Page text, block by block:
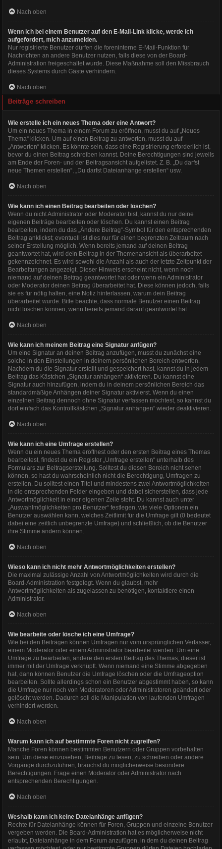
Nach oben
Wenn ich bei einem Benutzer auf den E-Mail-Link klicke, werde ich
aufgefordert, mich anzumelden.
Nur registrierte Benutzer dürfen die foreninterne E-Mail-Funktion für
Nachrichten an andere Benutzer nutzen, falls diese von der Board-
Administration freigeschaltet wurde. Diese Maßnahme soll den Missbrauch
dieses Systems durch Gäste verhindern.
Nach oben
Beiträge schreiben
Wie erstelle ich ein neues Thema oder eine Antwort?
Um ein neues Thema in einem Forum zu eröffnen, musst du auf „Neues
Thema“ klicken. Um auf einen Beitrag zu antworten, musst du auf
„Antworten“ klicken. Es könnte sein, dass eine Registrierung erforderlich ist,
bevor du einen Beitrag schreiben kannst. Deine Berechtigungen sind jeweils
am Ende der Foren- und der Beitragsansicht aufgelistet. Z. B. „Du darfst
neue Themen erstellen“, „Du darfst Dateianhänge erstellen“ usw.
Nach oben
Wie kann ich einen Beitrag bearbeiten oder löschen?
Wenn du nicht Administrator oder Moderator bist, kannst du nur deine
eigenen Beiträge bearbeiten oder löschen. Du kannst einen Beitrag
bearbeiten, indem du das „Ändere Beitrag“-Symbol für den entsprechenden
Beitrag anklickst; eventuell ist dies nur für einen begrenzten Zeitraum nach
seiner Erstellung möglich. Wenn bereits jemand auf deinen Beitrag
geantwortet hat, wird dein Beitrag in der Themenansicht als überarbeitet
gekennzeichnet. Es wird sowohl die Anzahl als auch der letzte Zeitpunkt der
Bearbeitungen angezeigt. Dieser Hinweis erscheint nicht, wenn noch
niemand auf deinen Beitrag geantwortet hat oder wenn ein Administrator
oder Moderator deinen Beitrag überarbeitet hat. Diese können jedoch, falls
sie es für nötig halten, eine Notiz hinterlassen, warum dein Beitrag
überarbeitet wurde. Bitte beachte, dass normale Benutzer einen Beitrag
nicht löschen können, wenn bereits jemand darauf geantwortet hat.
Nach oben
Wie kann ich meinem Beitrag eine Signatur anfügen?
Um eine Signatur an deinen Beitrag anzufügen, musst du zunächst eine
solche in den Einstellungen in deinem persönlichen Bereich entwerfen.
Nachdem du die Signatur erstellt und gespeichert hast, kannst du in jedem
Beitrag das Kästchen „Signatur anhängen“ aktivieren. Du kannst eine
Signatur auch hinzufügen, indem du in deinem persönlichen Bereich das
standardmäßige Anhängen deiner Signatur aktivierst. Wenn du einen
einzelnen Beitrag dennoch ohne Signatur verfassen möchtest, so kannst du
dort einfach das Kontrollkästchen „Signatur anhängen“ wieder deaktivieren.
Nach oben
Wie kann ich eine Umfrage erstellen?
Wenn du ein neues Thema eröffnest oder den ersten Beitrag eines Themas
bearbeitest, findest du ein Register „Umfrage erstellen“ unterhalb des
Formulars zur Beitragserstellung. Solltest du diesen Bereich nicht sehen
können, so hast du wahrscheinlich nicht die Berechtigung, Umfragen zu
erstellen. Du solltest einen Titel und mindestens zwei Antwortmöglichkeiten
in die entsprechenden Felder eingeben und dabei sicherstellen, dass jede
Antwortmöglichkeit in einer eigenen Zeile steht. Du kannst auch unter
„Auswahlmöglichkeiten pro Benutzer“ festlegen, wie viele Optionen ein
Benutzer auswählen kann, welches Zeitlimit für die Umfrage gilt (0 bedeutet
dabei eine zeitlich unbegrenzte Umfrage) und schließlich, ob die Benutzer
ihre Stimme ändern können.
Nach oben
Wieso kann ich nicht mehr Antwortmöglichkeiten erstellen?
Die maximal zulässige Anzahl von Antwortmöglichkeiten wird durch die
Board-Administration festgelegt. Wenn du glaubst, mehr
Antwortmöglichkeiten als zugelassen zu benötigen, kontaktiere einen
Administrator.
Nach oben
Wie bearbeite oder lösche ich eine Umfrage?
Wie bei den Beiträgen können Umfragen nur vom ursprünglichen Verfasser,
einem Moderator oder einem Administrator bearbeitet werden. Um eine
Umfrage zu bearbeiten, ändere den ersten Beitrag des Themas; dieser ist
immer mit der Umfrage verknüpft. Wenn niemand eine Stimme abgegeben
hat, dann können Benutzer die Umfrage löschen oder die Umfrageoption
bearbeiten. Sollte allerdings schon ein Benutzer abgestimmt haben, so kann
die Umfrage nur noch von Moderatoren oder Administratoren geändert oder
gelöscht werden. Dadurch soll die Manipulation von laufenden Umfragen
verhindert werden.
Nach oben
Warum kann ich auf bestimmte Foren nicht zugreifen?
Manche Foren können bestimmten Benutzern oder Gruppen vorbehalten
sein. Um diese einzusehen, Beiträge zu lesen, zu schreiben oder andere
Vorgänge durchzuführen, brauchst du möglicherweise besondere
Berechtigungen. Frage einen Moderator oder Administrator nach
entsprechenden Berechtigungen.
Nach oben
Weshalb kann ich keine Dateianhänge anfügen?
Rechte für Dateianhänge können für Foren, Gruppen und einzelne Benutzer
vergeben werden. Die Board-Administration hat es möglicherweise nicht
erlaubt, Dateianhänge in dem Forum anzufügen, in dem du deinen Beitrag